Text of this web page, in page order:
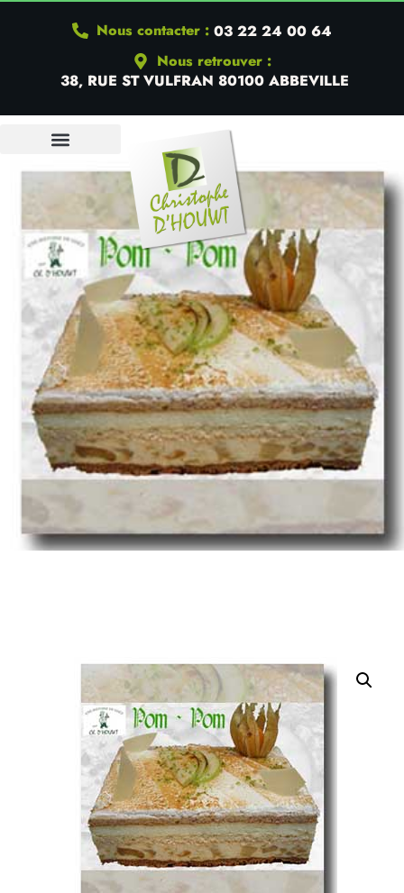
Nous contacter : 03 22 24 00 64
Nous retrouver :
38, RUE ST VULFRAN 80100 ABBEVILLE